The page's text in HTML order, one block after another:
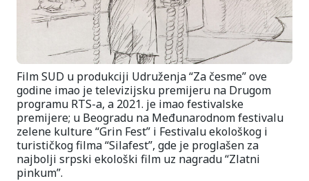
Film SUD u produkciji Udruženja “Za česme” ove
godine imao je televizijsku premijeru na Drugom
programu RTS-a, a 2021. je imao festivalske
premijere; u Beogradu na Međunarodnom festivalu
zelene kulture “Grin Fest” i Festivalu ekološkog i
turističkog filma “Silafest”, gde je proglašen za
najbolji srpski ekološki film uz nagradu “Zlatni
pinkum”.